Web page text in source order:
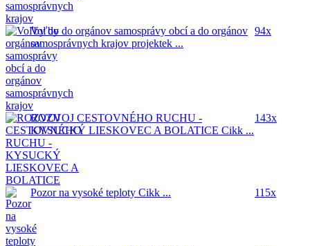
Voľby do orgánov samosprávy obcí a do orgánov
samosprávnych krajov projektek ...
94x
ROZVOJ CESTOVNÉHO RUCHU -
KYSUCKÝ LIESKOVEC A BOLATICE Cikk ...
143x
Pozor na vysoké teploty Cikk ... 115x